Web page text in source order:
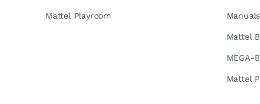
Mattel Playroom Manuals
Mattel
MEGA-
Mattel